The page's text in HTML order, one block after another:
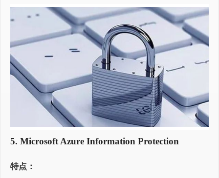
5. Microsoft Azure Information Protection
特点：